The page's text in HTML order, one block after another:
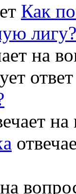
Как
лигу?
на
на